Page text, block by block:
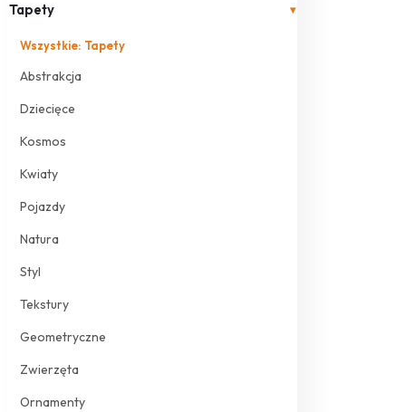
Tapety ▾
Wszystkie: Tapety
Abstrakcja
Dziecięce
Kosmos
Kwiaty
Pojazdy
Natura
Styl
Tekstury
Geometryczne
Zwierzęta
Ornamenty